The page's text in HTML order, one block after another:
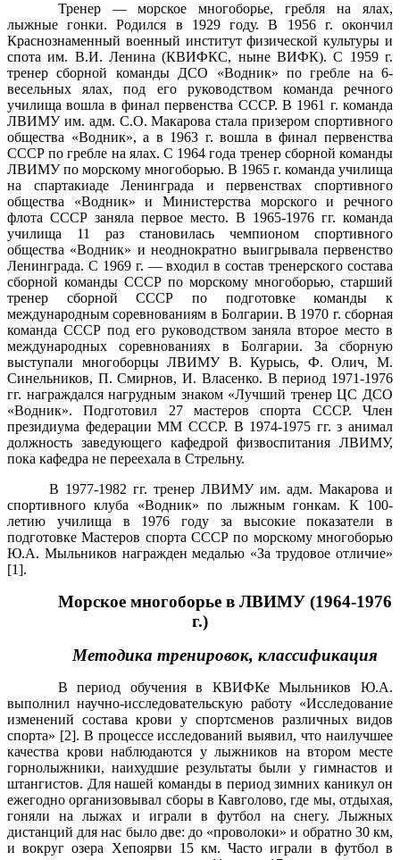
Тренер — морское многоборье, гребля на ялах,
лыжные гонки. Родился в 1929 году. В 1956 г. окончил
Краснознаменный военный институт физической культуры и
спота им. В.И. Ленина (КВИФКС, ныне ВИФК). С 1959 г.
тренер сборной команды ДСО «Водник» по гребле на 6-
весельных ялах, под его руководством команда речного
училища вошла в финал первенства СССР. В 1961 г. команда
ЛВИМУ им. адм. С.О. Макарова стала призером спортивного
общества «Водник», а в 1963 г. вошла в финал первенства
СССР по гребле на ялах. С 1964 года тренер сборной команды
ЛВИМУ по морскому многоборью. В 1965 г. команда училища
на спартакиаде Ленинграда и первенствах спортивного
общества «Водник» и Министерства морского и речного
флота СССР заняла первое место. В 1965-1976 гг. команда
училища 11 раз становилась чемпионом спортивного
общества «Водник» и неоднократно выигрывала первенство
Ленинграда. С 1969 г. — входил в состав тренерского состава
сборной команды СССР по морскому многоборью, старший
тренер сборной СССР по подготовке команды к
международным соревнованиям в Болгарии. В 1970 г. сборная
команда СССР под его руководством заняла второе место в
международных соревнованиях в Болгарии. За сборную
выступали многоборцы ЛВИМУ В. Курысь, Ф. Олич, М.
Синельников, П. Смирнов, И. Власенко. В период 1971-1976
гг. награждался нагрудным знаком «Лучший тренер ЦС ДСО
«Водник». Подготовил 27 мастеров спорта СССР. Член
президиума федерации ММ СССР. В 1974-1975 гг. з анимал
должность заведующего кафедрой физвоспитания ЛВИМУ,
пока кафедра не переехала в Стрельну.
В 1977-1982 гг. тренер ЛВИМУ им. адм. Макарова и
спортивного клуба «Водник» по лыжным гонкам. К 100-
летию училища в 1976 году за высокие показатели в
подготовке Мастеров спорта СССР по морскому многоборью
Ю.А. Мыльников награжден медалью «За трудовое отличие»
[1].
Морское многоборье в ЛВИМУ (1964-1976
г.)
Методика тренировок, классификация
В период обучения в КВИФКе Мыльников Ю.А.
выполнил научно-исследовательскую работу «Исследование
изменений состава крови у спортсменов различных видов
спорта» [2]. В процессе исследований выявил, что наилучшее
качества крови наблюдаются у лыжников на втором месте
горнолыжники, наихудшие результаты были у гимнастов и
штангистов. Для нашей команды в период зимних каникул он
ежегодно организовывал сборы в Кавголово, где мы, отдыхая,
гоняли на лыжах и играли в футбол на снегу. Лыжных
дистанций для нас было две: до «проволоки» и обратно 30 км,
и вокруг озера Хепоярви 15 км. Часто играли в футбол в